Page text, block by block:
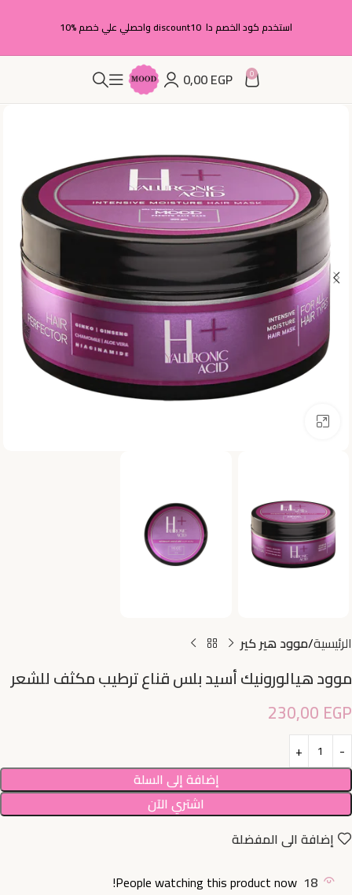
استخدم كود الخصم دا discount10 واحصلي علي خصم %10
0
0,00EGP
الرئيسية موود هير كير
موود هيالورونيك أسيد بلس قناع ترطيب مكثف للشعر
230,00 EGP
إضافة إلى السلة
اشتري الآن
إضافة الى المفضلة
18
People watching this product now!